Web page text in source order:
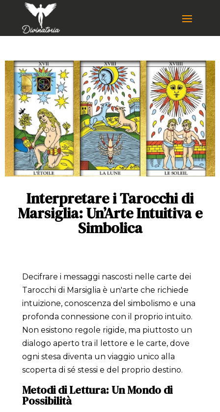
Interpretare i Tarocchi di
Marsiglia: Un’Arte Intuitiva e
Simbolica
Decifrare i messaggi nascosti nelle carte dei
Tarocchi di Marsiglia è un'arte che richiede
intuizione, conoscenza del simbolismo e una
profonda connessione con il proprio intuito.
Non esistono regole rigide, ma piuttosto un
dialogo aperto tra il lettore e le carte, dove
ogni stesa diventa un viaggio unico alla
scoperta di sé stessi e del proprio destino.
Metodi di Lettura: Un Mondo di
Possibilità